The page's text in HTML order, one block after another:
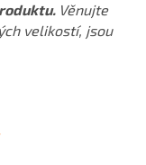
Věnujte
velikostí, jsou